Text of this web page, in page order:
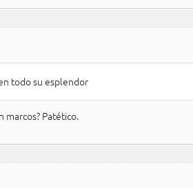
todo su esplendor
marcos? Patético.